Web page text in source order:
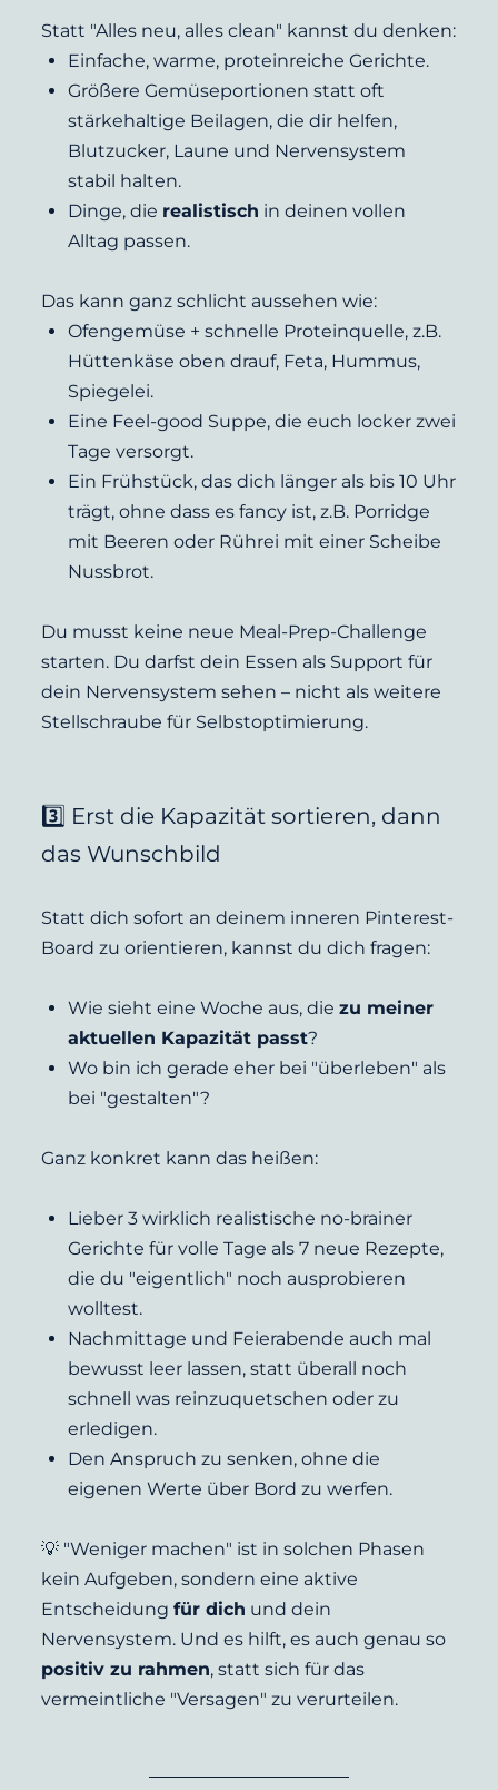
Statt "Alles neu, alles clean" kannst du denken:
Einfache, warme, proteinreiche Gerichte.
Größere Gemüseportionen statt oft
stärkehaltige Beilagen, die dir helfen,
Blutzucker, Laune und Nervensystem
stabil halten.
Dinge, die realistisch in deinen vollen
Alltag passen.
Das kann ganz schlicht aussehen wie:
Ofengemüse + schnelle Proteinquelle, z.B.
Hüttenkäse oben drauf, Feta, Hummus,
Spiegelei.
Eine Feel-good Suppe, die euch locker zwei
Tage versorgt.
Ein Frühstück, das dich länger als bis 10 Uhr
trägt, ohne dass es fancy ist, z.B. Porridge
mit Beeren oder Rührei mit einer Scheibe
Nussbrot.
Du musst keine neue Meal-Prep-Challenge
starten. Du darfst dein Essen als Support für
dein Nervensystem sehen – nicht als weitere
Stellschraube für Selbstoptimierung.
3️⃣ Erst die Kapazität sortieren, dann
das Wunschbild
Statt dich sofort an deinem inneren Pinterest-
Board zu orientieren, kannst du dich fragen:
Wie sieht eine Woche aus, die zu meiner
aktuellen Kapazität passt?
Wo bin ich gerade eher bei "überleben" als
bei "gestalten"?
Ganz konkret kann das heißen:
Lieber 3 wirklich realistische no-brainer
Gerichte für volle Tage als 7 neue Rezepte,
die du "eigentlich" noch ausprobieren
wolltest.
Nachmittage und Feierabende auch mal
bewusst leer lassen, statt überall noch
schnell was reinzuquetschen oder zu
erledigen.
Den Anspruch zu senken, ohne die
eigenen Werte über Bord zu werfen.
💡 "Weniger machen" ist in solchen Phasen
kein Aufgeben, sondern eine aktive
Entscheidung für dich und dein
positiv zu rahmen, statt sich für das
vermeintliche "Versagen" zu verurteilen.